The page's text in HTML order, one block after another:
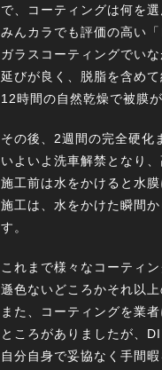
で、コーティングは何を
みんカラでも評価の高い
ガラスコーティングでい
延びが良く、脱脂を含め
12時間の自然乾燥で被膜
その後、2週間の完全硬化
いよいよ洗車解禁となり
施工前は水をかけると水
施工は、水をかけた瞬間
す。
これまで様々なコーティ
遜色ないどころかそれ以
また、コーティングを業
ところがありましたが、
自分自身で妥協なく手間